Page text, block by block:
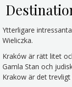
Ytterligare
Wieliczka.
Kraków är rätt litet
Gamla Stan och
Krakow är det